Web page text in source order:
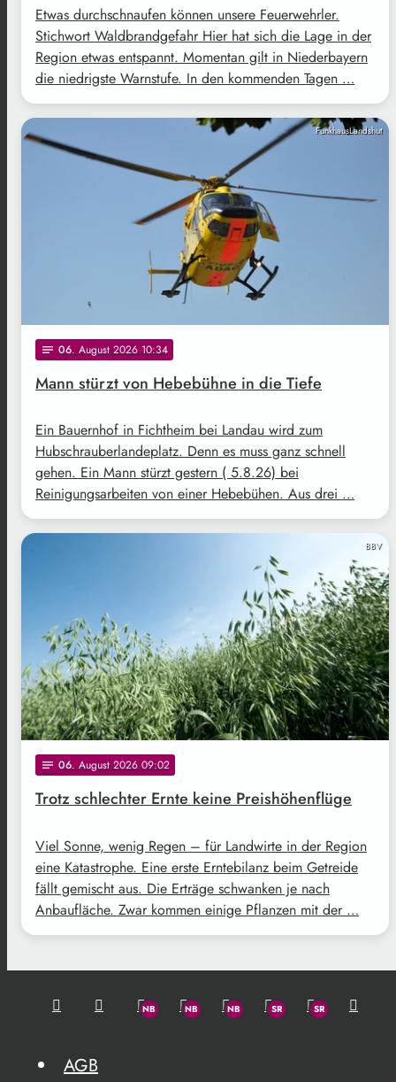
Etwas durchschnaufen können unsere Feuerwehrler.
Stichwort Waldbrandgefahr Hier hat sich die Lage in der
Region etwas entspannt. Momentan gilt in Niederbayern
die niedrigste Warnstufe. In den kommenden Tagen …
FunkhausLandshut
notes 06. August 2026 10:34
Mann stürzt von Hebebühne in die Tiefe
Ein Bauernhof in Fichtheim bei Landau wird zum
Hubschrauberlandeplatz. Denn es muss ganz schnell
gehen. Ein Mann stürzt gestern ( 5.8.26) bei
Reinigungsarbeiten von einer Hebebühen. Aus drei …
BBV
notes 06. August 2026 09:02
Trotz schlechter Ernte keine Preishöhenflüge
Viel Sonne, wenig Regen – für Landwirte in der Region
eine Katastrophe. Eine erste Erntebilanz beim Getreide
fällt gemischt aus. Die Erträge schwanken je nach
Anbaufläche. Zwar kommen einige Pflanzen mit der …
AGB